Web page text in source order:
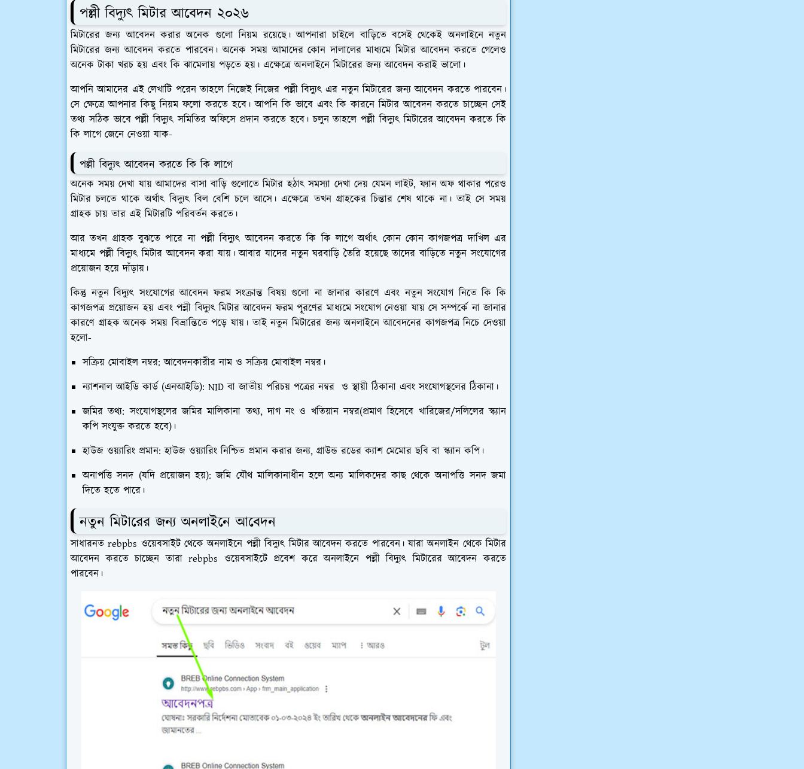
পল্লী বিদ্যুৎ মিটার আবেদন ২০২৬
মিটারের জন্য আবেদন করার অনেক গুলো নিয়ম রয়েছে। আপনারা চাইলে বাড়িতে বসেই থেকেই অনলাইনে নতুন
মিটারের জন্য আবেদন করতে পারবেন। অনেক সময় আমাদের কোন দালালের মাধ্যমে মিটার আবেদন করতে গেলেও
অনেক টাকা খরচ হয় এবং কি ঝামেলায় পড়তে হয়। এক্ষেত্রে অনলাইনে মিটারের জন্য আবেদন করাই ভালো।
আপনি আমাদের এই লেখাটি পরেন তাহলে নিজেই নিজের পল্লী বিদ্যুৎ এর নতুন মিটারের জন্য আবেদন করতে পারবেন।
সে ক্ষেত্রে আপনার কিছু নিয়ম ফলো করতে হবে। আপনি কি ভাবে এবং কি কারনে মিটার আবেদন করতে চাচ্ছেন সেই
তথ্য সঠিক ভাবে পল্লী বিদ্যুৎ সমিতির অফিসে প্রদান করতে হবে। চলুন তাহলে পল্লী বিদ্যুৎ মিটারের আবেদন করতে কি
কি লাগে জেনে নেওয়া যাক-
পল্লী বিদ্যুৎ আবেদন করতে কি কি লাগে
অনেক সময় দেখা যায় আমাদের বাসা বাড়ি গুলোতে মিটার হঠাৎ সমস্যা দেখা দেয় যেমন লাইট, ফ্যান অফ থাকার পরেও
মিটার চলতে থাকে অর্থাৎ বিদ্যুৎ বিল বেশি চলে আসে। এক্ষেত্রে তখন গ্রাহকের চিন্তার শেষ থাকে না। তাই সে সময়
গ্রাহক চায় তার এই মিটারটি পরিবর্তন করতে।
আর তখন গ্রাহক বুঝতে পারে না পল্লী বিদ্যুৎ আবেদন করতে কি কি লাগে অর্থাৎ কোন কোন কাগজপত্র দাখিল এর
মাধ্যমে পল্লী বিদ্যুৎ মিটার আবেদন করা যায়। আবার যাদের নতুন ঘরবাড়ি তৈরি হয়েছে তাদের বাড়িতে নতুন সংযোগের
প্রয়োজন হয়ে দাঁড়ায়।
কিন্তু নতুন বিদ্যুৎ সংযোগের আবেদন ফরম সংক্রান্ত বিষয় গুলো না জানার কারণে এবং নতুন সংযোগ নিতে কি কি
কাগজপত্র প্রয়োজন হয় এবং পল্লী বিদ্যুৎ মিটার আবেদন ফরম পূরণের মাধ্যমে সংযোগ নেওয়া যায় সে সম্পর্কে না জানার
কারণে গ্রাহক অনেক সময় বিভ্রান্তিতে পড়ে যায়। তাই নতুন মিটারের জন্য অনলাইনে আবেদনের কাগজপত্র নিচে দেওয়া
হলো-
সক্রিয় মোবাইল নম্বর:আবেদনকারীর নাম ও সক্রিয় মোবাইল নম্বর।
ন্যাশনাল আইডি কার্ড (এনআইডি): NID বা জাতীয় পরিচয় পত্রের নম্বর ও স্থায়ী ঠিকানা এবং সংযোগস্থলের ঠিকানা।
জমির তথ্য:সংযোগস্থলের জমির মালিকানা তথ্য, দাগ নং ও খতিয়ান নম্বর(প্রমাণ হিসেবে খারিজের/দলিলের স্ক্যান
কপি সংযুক্ত করতে হবে)।
হাউজ ওয়্যারিং প্রমান:হাউজ ওয়্যারিং নিশ্চিত প্রমান করার জন্য, গ্রাউন্ড রডের ক্যাশ মেমোর ছবি বা স্ক্যান কপি।
অনাপত্তি সনদ (যদি প্রয়োজন হয়):জমি যৌথ মালিকানাধীন হলে অন্য মালিকদের কাছ থেকে অনাপত্তি সনদ জমা
দিতে হতে পারে।
নতুন মিটারের জন্য অনলাইনে আবেদন
সাধারনত rebpbs ওয়েবসাইট থেকে অনলাইনে পল্লী বিদ্যুৎ মিটার আবেদন করতে পারবেন। যারা অনলাইন থেকে মিটার
আবেদন করতে চাচ্ছেন তারা rebpbs ওয়েবসাইটে প্রবেশ করে অনলাইনে পল্লী বিদ্যুৎ মিটারের আবেদন করতে
পারবেন।